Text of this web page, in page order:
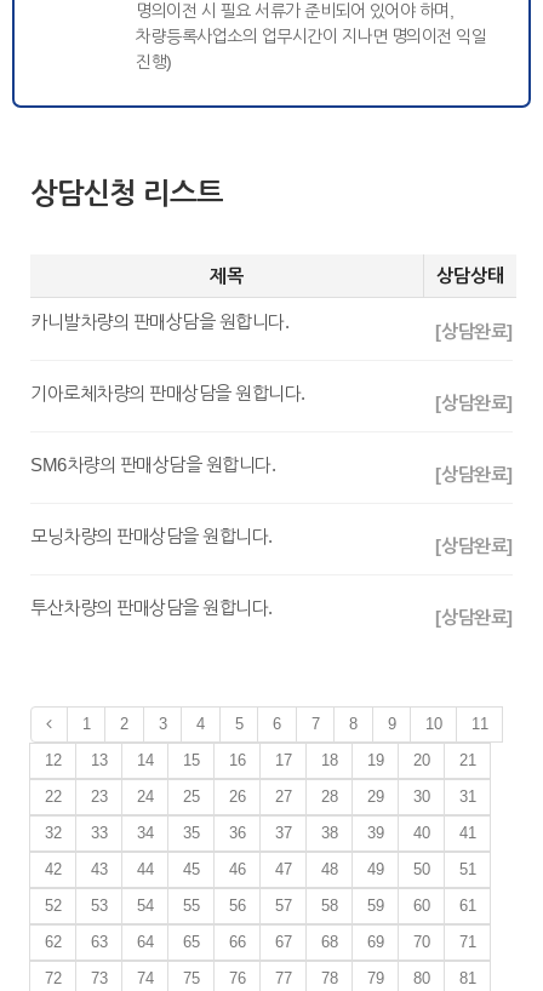
명의이전 시 필요 서류가 준비되어 있어야 하며,
차량등록사업소의 업무시간이 지나면 명의이전 익일
진행)
상담신청 리스트
제목 상담상태
카니발차량의 판매상담을 원합니다. [상담완료]
기아로체차량의 판매상담을 원합니다. [상담완료]
SM6차량의 판매상담을 원합니다. [상담완료]
모닝차량의 판매상담을 원합니다. [상담완료]
투산차량의 판매상담을 원합니다. [상담완료]
1 2 3 4 5 6 7 8 9 10
11
12
13 14 15 16 17 18 19 20
21
22
23 24 25 26 27 28 29 30
31
32
33 34 35 36 37 38 39 40
41
42
43 44 45 46 47 48 49 50
51
52
53 54 55 56 57 58 59 60
61
62
63 64 65 66 67 68 69 70
71
72
73 74 75 76 77 78 79 80 81